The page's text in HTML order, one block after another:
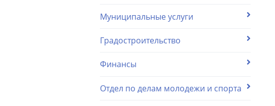
Муниципальные услуги
Градостроительство
Финансы
Отдел по делам молодежи и спорта